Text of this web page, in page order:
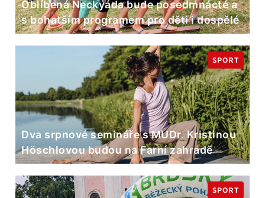
Oblíbená Neckyáda bude posedmnácté a
s bohatším programem pro děti i dospělé
Dva srpnové semináře s MUDr. Kristinou
Höschlovou budou na Farní zahradě
SPORT
SPORT